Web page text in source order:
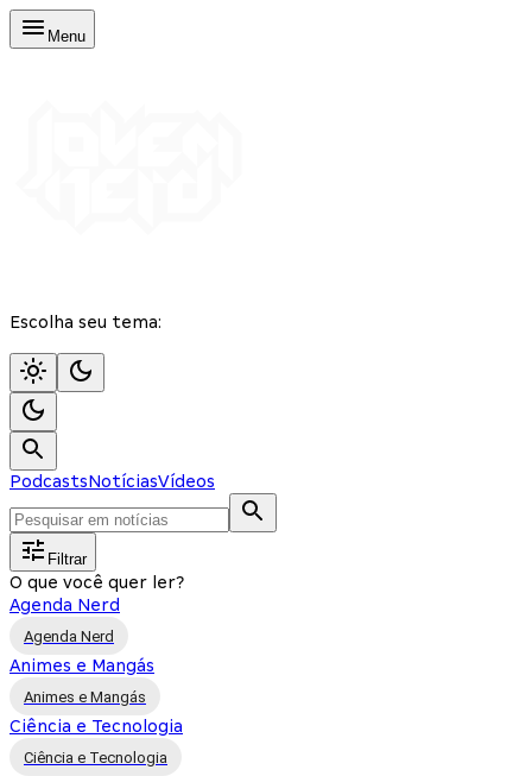
Menu
Escolha seu tema:
PodcastsNotíciasVídeos
Filtrar
O que você quer ler?
Agenda Nerd
Agenda Nerd
Animes e Mangás
Animes e Mangás
Ciência e Tecnologia
Ciência e Tecnologia